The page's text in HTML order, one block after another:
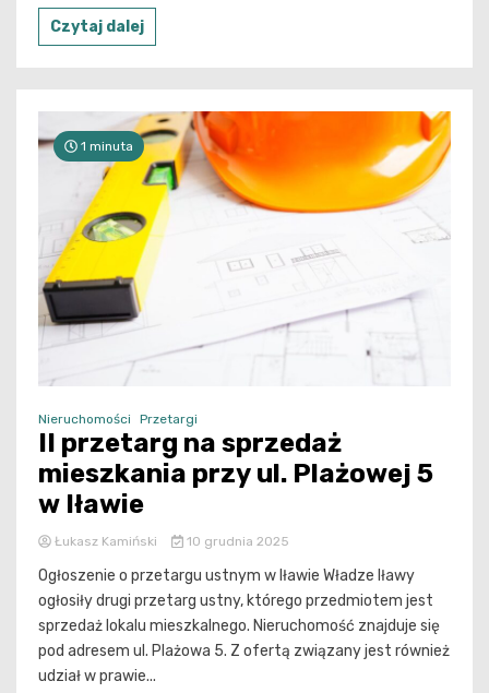
Czytaj dalej
1 minuta
Nieruchomości Przetargi
II przetarg na sprzedaż
mieszkania przy ul. Plażowej 5
w Iławie
Łukasz Kamiński 10 grudnia 2025
Ogłoszenie o przetargu ustnym w Iławie Władze Iławy
ogłosiły drugi przetarg ustny, którego przedmiotem jest
sprzedaż lokalu mieszkalnego. Nieruchomość znajduje się
pod adresem ul. Plażowa 5. Z ofertą związany jest również
udział w prawie...